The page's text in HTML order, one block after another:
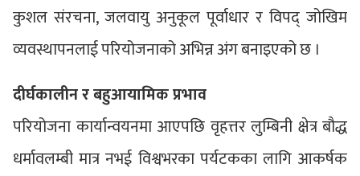
कुशल संरचना, जलवायु अनुकूल पूर्वाधार र विपद् जोखिम
व्यवस्थापनलाई परियोजनाको अभिन्न अंग बनाइएको छ ।
दीर्घकालीन र बहुआयामिक प्रभाव
परियोजना कार्यान्वयनमा आएपछि वृहत्तर लुम्बिनी क्षेत्र बौद्ध
धर्मावलम्बी मात्र नभई विश्वभरका पर्यटकका लागि आकर्षक